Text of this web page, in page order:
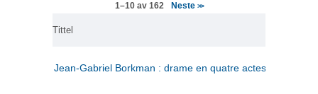
1–10 av 162 Neste >>
Tittel
Jean-Gabriel Borkman : drame en quatre actes